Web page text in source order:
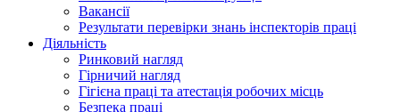
Вакансії
Результати перевірки знань інспекторів праці
Діяльність
Ринковий нагляд
Гірничий нагляд
Гігієна праці та атестація робочих місць
Безпека праці